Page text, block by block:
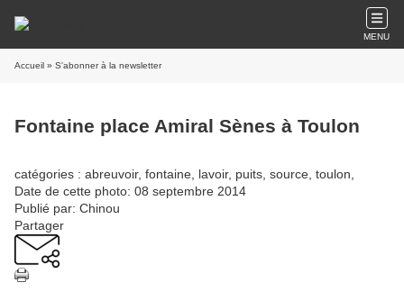
MENU
Accueil » S'abonner à la newsletter
Fontaine place Amiral Sènes à Toulon
catégories : abreuvoir, fontaine, lavoir, puits, source, toulon,
Date de cette photo: 08 septembre 2014
Publié par: Chinou
Partager